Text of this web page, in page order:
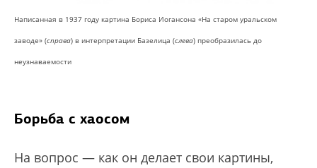
Написанная в 1937 году картина Бориса Иогансона «На старом уральском
заводе» (справа) в интерпретации Базелица (слева) преобразилась до
неузнаваемости
Борьба с хаосом
На вопрос — как он делает свои картины,